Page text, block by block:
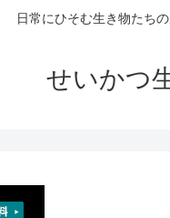
日常にひそむ生き物たち
せいかつ